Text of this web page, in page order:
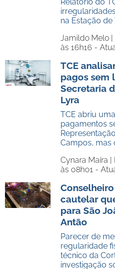
na Estação
Jamildo Melo |
às 16h16 -
TCE
pagos sem
Secretaria
Lyra
TCE abriu
pagamentos
Campos, mas
Cynara Maíra |
às 08h01 -
cautelar
para São
Antão
Parecer de
regularidade
técnico da
investigação